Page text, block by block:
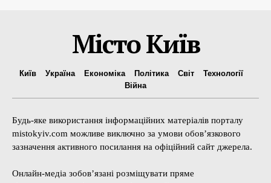
Місто Київ
Київ Україна Економіка Політика Світ
Технології
Війна
Будь-яке використання інформаційних матеріалів порталу
mistokyiv.com можливе виключно за умови обов’язкового
зазначення активного посилання на офіційний сайт джерела.
Онлайн-медіа зобов’язані розміщувати пряме